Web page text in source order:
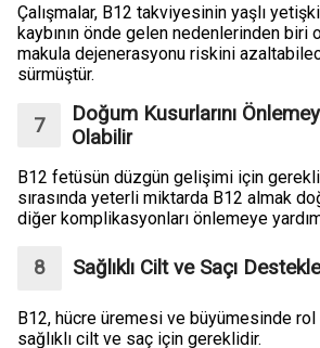
Çalışmalar, B12 takviyesinin yaşlı
kaybının önde gelen nedenlerinden biri
makula dejenerasyonu riskini
sürmüştür.
Doğum Kusurlarını
Olabilir
B12 fetüsün düzgün gelişimi için
sırasında yeterli miktarda B12 almak
diğer komplikasyonları önlemeye
Sağlıklı Cilt ve Saçı
B12, hücre üremesi ve büyümesinde rol
sağlıklı cilt ve saç için gereklidir.